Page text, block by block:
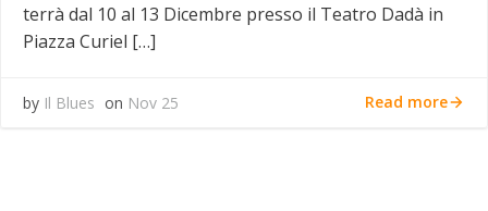
terrà dal 10 al 13 Dicembre presso il Teatro Dadà in
Piazza Curiel […]
by Il Blues on Nov 25 Read more